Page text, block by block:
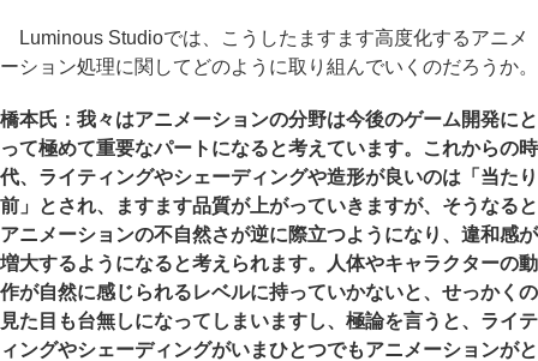
Luminous Studioでは、こうしたますます高度化するアニメ
ーション処理に関してどのように取り組んでいくのだろうか。
橋本氏：我々はアニメーションの分野は今後のゲーム開発にと
って極めて重要なパートになると考えています。これからの時
代、ライティングやシェーディングや造形が良いのは「当たり
前」とされ、ますます品質が上がっていきますが、そうなると
アニメーションの不自然さが逆に際立つようになり、違和感が
増大するようになると考えられます。人体やキャラクターの動
作が自然に感じられるレベルに持っていかないと、せっかくの
見た目も台無しになってしまいますし、極論を言うと、ライテ
ィングやシェーディングがいまひとつでもアニメーションがと